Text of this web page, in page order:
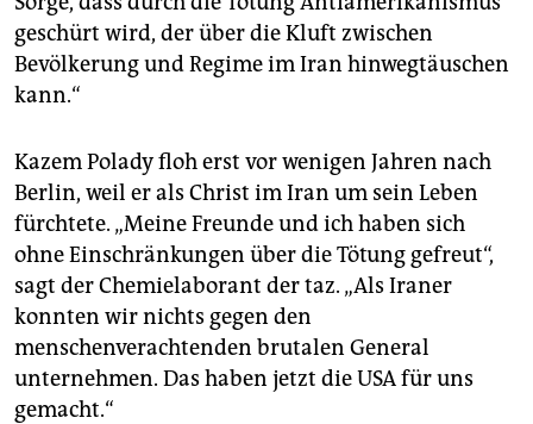
geschürt wird, der über die Kluft zwischen
Bevölkerung und Regime im Iran hinwegtäuschen
kann.“
Kazem Polady floh erst vor wenigen Jahren nach
Berlin, weil er als Christ im Iran um sein Leben
fürchtete. „Meine Freunde und ich haben sich
ohne Einschränkungen über die Tötung gefreut“,
sagt der Chemielaborant der taz. „Als Iraner
konnten wir nichts gegen den
menschenverachtenden brutalen General
unternehmen. Das haben jetzt die USA für uns
gemacht.“